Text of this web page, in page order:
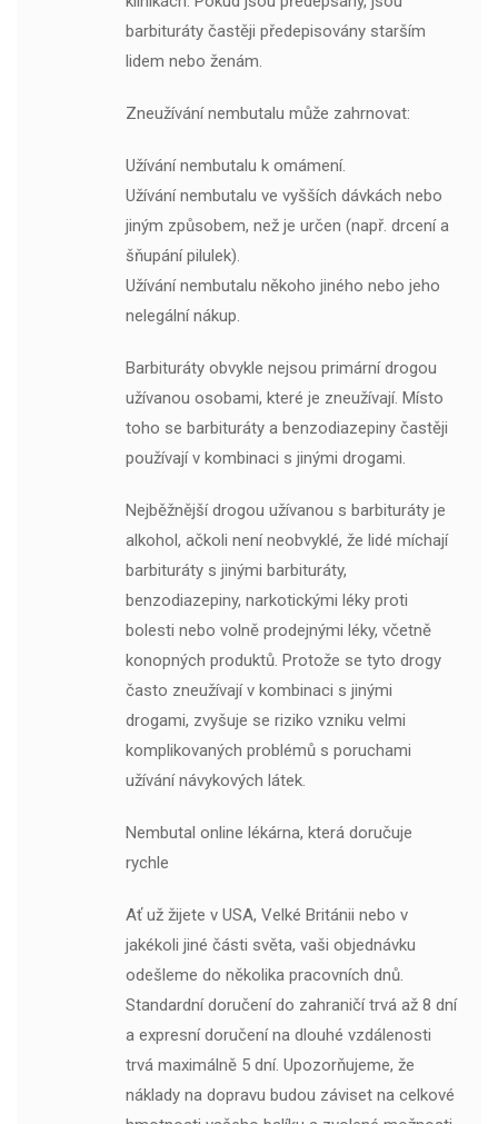
barbituráty častěji předepisovány starším
lidem nebo ženám.
Zneužívání nembutalu může zahrnovat:
Užívání nembutalu k omámení.
Užívání nembutalu ve vyšších dávkách nebo
jiným způsobem, než je určen (např. drcení a
šňupání pilulek).
Užívání nembutalu někoho jiného nebo jeho
nelegální nákup.
Barbituráty obvykle nejsou primární drogou
užívanou osobami, které je zneužívají. Místo
toho se barbituráty a benzodiazepiny častěji
používají v kombinaci s jinými drogami.
Nejběžnější drogou užívanou s barbituráty je
alkohol, ačkoli není neobvyklé, že lidé míchají
barbituráty s jinými barbituráty,
benzodiazepiny, narkotickými léky proti
bolesti nebo volně prodejnými léky, včetně
konopných produktů. Protože se tyto drogy
často zneužívají v kombinaci s jinými
drogami, zvyšuje se riziko vzniku velmi
komplikovaných problémů s poruchami
užívání návykových látek.
Nembutal online lékárna, která doručuje
rychle
Ať už žijete v USA, Velké Británii nebo v
jakékoli jiné části světa, vaši objednávku
odešleme do několika pracovních dnů.
Standardní doručení do zahraničí trvá až 8 dní
a expresní doručení na dlouhé vzdálenosti
trvá maximálně 5 dní. Upozorňujeme, že
náklady na dopravu budou záviset na celkové